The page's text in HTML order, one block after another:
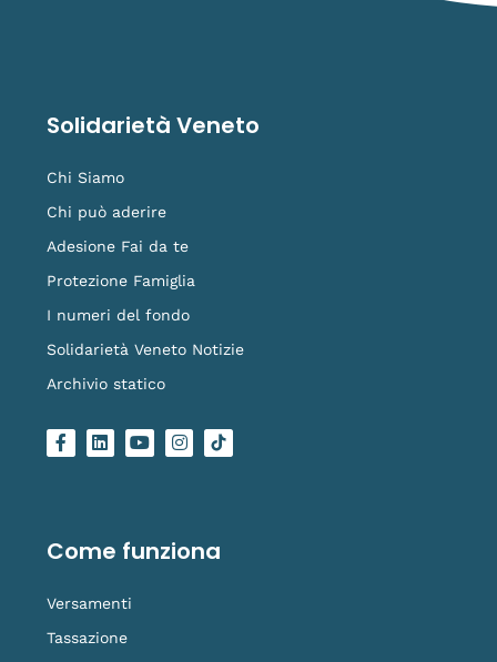
Solidarietà Veneto
Chi Siamo
Chi può aderire
Adesione Fai da te
Protezione Famiglia
I numeri del fondo
Solidarietà Veneto Notizie
Archivio statico
F
a
o
k
L
i
i
n
Y
o
e
I
n
r
a
L
o
i
k
Come funziona
Versamenti
Tassazione